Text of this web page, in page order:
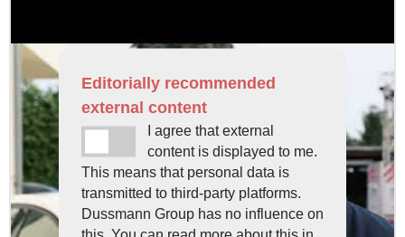
Editorially recommended
external content
I agree that external
content is displayed to me.
This means that personal data is
transmitted to third-party platforms.
Dussmann Group has no influence on